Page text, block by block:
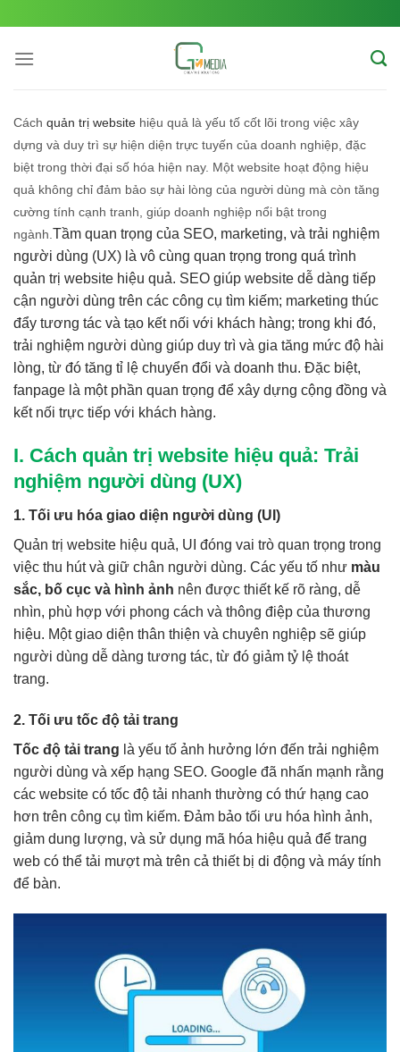
content
Cách quản trị website hiệu quả là yếu tố cốt lõi trong việc xây
dựng và duy trì sự hiện diện trực tuyến của doanh nghiệp, đặc
biệt trong thời đại số hóa hiện nay. Một website hoạt động hiệu
quả không chỉ đảm bảo sự hài lòng của người dùng mà còn tăng
cường tính cạnh tranh, giúp doanh nghiệp nổi bật trong
ngành. Tầm quan trọng của SEO, marketing, và trải nghiệm
người dùng (UX) là vô cùng quan trọng trong quá trình
quản trị website hiệu quả. SEO giúp website dễ dàng tiếp
cận người dùng trên các công cụ tìm kiếm; marketing thúc
đẩy tương tác và tạo kết nối với khách hàng; trong khi đó,
trải nghiệm người dùng giúp duy trì và gia tăng mức độ hài
lòng, từ đó tăng tỉ lệ chuyển đổi và doanh thu. Đặc biệt,
fanpage là một phần quan trọng để xây dựng cộng đồng và
kết nối trực tiếp với khách hàng.
I. Cách quản trị website hiệu quả: Trải
nghiệm người dùng (UX)
1. Tối ưu hóa giao diện người dùng (UI)
Quản trị website hiệu quả, UI đóng vai trò quan trọng trong
việc thu hút và giữ chân người dùng. Các yếu tố như màu
sắc, bố cục và hình ảnh nên được thiết kế rõ ràng, dễ
nhìn, phù hợp với phong cách và thông điệp của thương
hiệu. Một giao diện thân thiện và chuyên nghiệp sẽ giúp
người dùng dễ dàng tương tác, từ đó giảm tỷ lệ thoát
trang.
2. Tối ưu tốc độ tải trang
Tốc độ tải trang là yếu tố ảnh hưởng lớn đến trải nghiệm
người dùng và xếp hạng SEO. Google đã nhấn mạnh rằng
các website có tốc độ tải nhanh thường có thứ hạng cao
hơn trên công cụ tìm kiếm. Đảm bảo tối ưu hóa hình ảnh,
giảm dung lượng, và sử dụng mã hóa hiệu quả để trang
web có thể tải mượt mà trên cả thiết bị di động và máy tính
để bàn.